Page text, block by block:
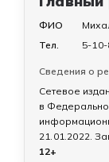
ФИО
Тел.
5-10-
Сведения о
Сетевое
в
21.01.2022.
12+